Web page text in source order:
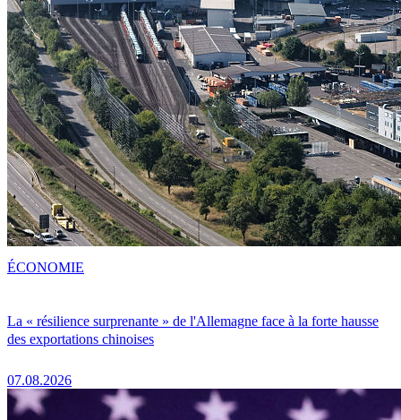
La « résilience surprenante » de l'Allemagne face à la forte hausse
des exportations chinoises
07.08.2026
ÉCONOMIE